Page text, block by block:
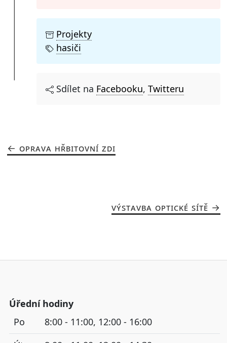
Projekty
hasiči
Sdílet na Facebooku, Twitteru
OPRAVA HŘBITOVNÍ ZDI
VÝSTAVBA OPTICKÉ SÍTĚ
Úřední hodiny
Po
8:00 - 11:00, 12:00 - 16:00